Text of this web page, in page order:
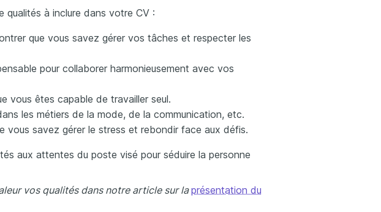
qualités à inclure dans votre CV :
que vous savez gérer vos tâches et respecter les
pour collaborer harmonieusement avec vos
vous êtes capable de travailler seul.
les métiers de la mode, de la communication, etc.
vous savez gérer le stress et rebondir face aux défis.
aux attentes du poste visé pour séduire la personne
vos qualités dans notre article sur laprésentation du